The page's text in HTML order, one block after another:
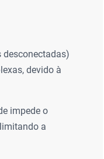
devido à
impede o
a